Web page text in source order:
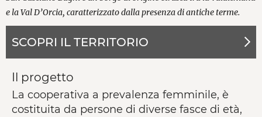
e la Val D’Orcia, caratterizzato dalla presenza di antiche terme.
SCOPRI IL TERRITORIO
Il progetto
La cooperativa a prevalenza femminile, è
costituita da persone di diverse fasce di età,